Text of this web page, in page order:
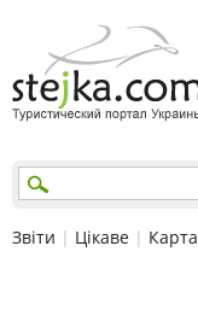
Звіти | Цікаве | Карта